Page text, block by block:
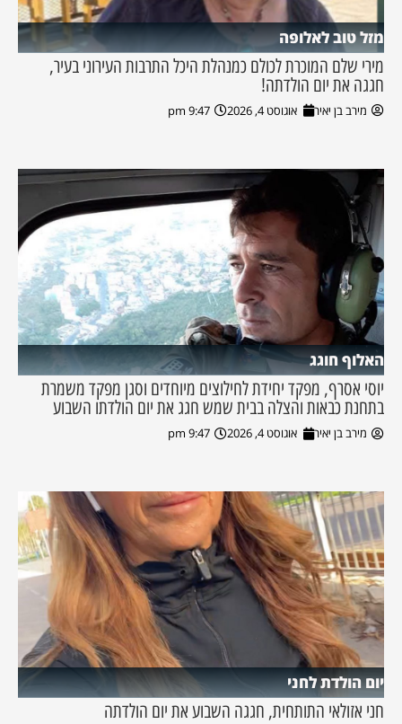
מזל טוב לאלופה
מירי שלם המוכרת לכולם כמנהלת היכל התרבות העירוני בעיר,
חגגה את יום הולדתה!
מירב בן יאיר אוגוסט 4, 2026 9:47 pm
האלוף חוגג
יוסי אסרף, מפקד יחידת לחילוצים מיוחדים וסגן מפקד משמרת
בתחנת כבאות והצלה בבית שמש חגג את יום הולדתו השבוע
מירב בן יאיר אוגוסט 4, 2026 9:47 pm
יום הולדת לחני
חני אזולאי התותחית, חגגה השבוע את יום הולדתה